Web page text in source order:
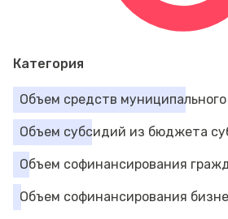
Категория
Объем средств
Объем субсидий из бюджета
Объем софинансирования
Объем софинансирования